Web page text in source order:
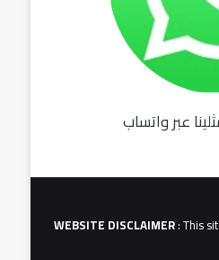
عبر واتساب
WEBSITE DISCLAIMER: This